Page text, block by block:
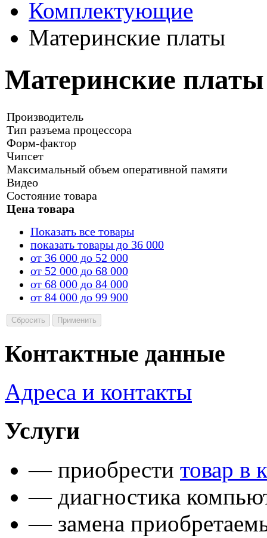
Комплектующие
Материнские платы
Материнские платы
Производитель
Тип разъема процессора
Форм-фактор
Чипсет
Maксимальный объем оперативной памяти
Видео
Состояние товара
Цена товара
Показать все товары
показать товары до 36 000
от 36 000 до 52 000
от 52 000 до 68 000
от 68 000 до 84 000
от 84 000 до 99 900
Контактные данные
Адреса и контакты
Услуги
— приобрести товар в
— диагностика
— замена